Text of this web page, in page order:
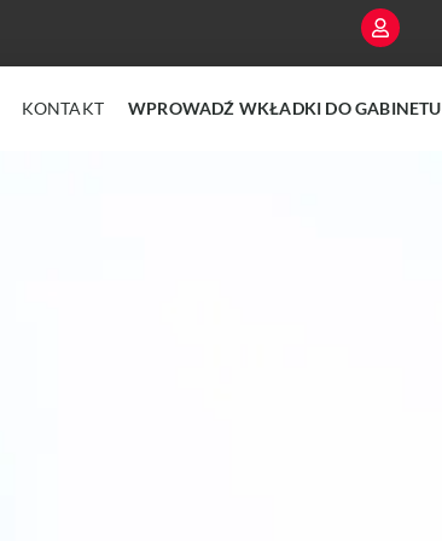
KONTAKT WPROWADŹ WKŁADKI DO GABINETU